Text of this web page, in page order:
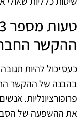
ההקשר
כעס יכול להיות
בהבנה של ההקשר
פרופורציונליות.
את ההשפעה של